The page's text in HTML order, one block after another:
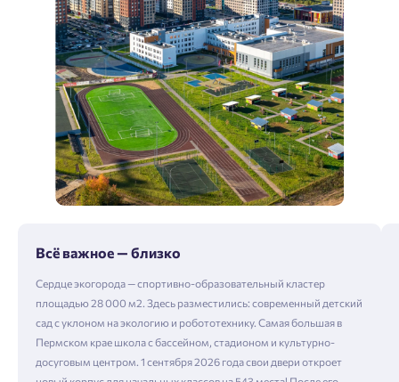
Всё важное — близко
Сердце экогорода — спортивно-образовательный кластер
площадью 28 000 м2. Здесь разместились: современный детский
сад с уклоном на экологию и робототехнику. Самая большая в
Пермском крае школа с бассейном, стадионом и культурно-
досуговым центром. 1 сентября 2026 года свои двери откроет